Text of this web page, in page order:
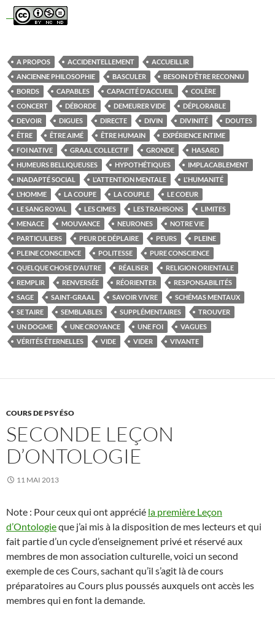
A PROPOS ACCIDENTELLEMENT
ACCUEILLIR
ANCIENNE PHILOSOPHIE
BASCULER
BESOIN D’ÊTRE RECONNU
BORDS
CAPABLES CAPACITÉ D'ACCUEIL
COLÈRE
CONCERT
DÉBORDE DEMEURER VIDE
DÉPLORABLE
DEVOIR
DIGUES DIRECTE DIVIN DIVINITÉ
DOUTES
ÊTRE
ÊTRE AIMÉ ÊTRE HUMAIN
EXPÉRIENCE INTIME
FOI NATIVE
GRAAL COLLECTIF GRONDE
HASARD
HUMEURS BELLIQUEUSES
HYPOTHÉTIQUES
IMPLACABLEMENT
INADAPTÉ SOCIAL
L'ATTENTION MENTALE
L'HUMANITÉ
L’HOMME
LA COUPE LA COUPLE
LE COEUR
LE SANG ROYAL
LES CIMES LES TRAHISONS
LIMITES
MENACE
MOUVANCE NEURONES
NOTRE VIE
PARTICULIERS
PEUR DE DÉPLAIRE PEURS
PLEINE
PLEINE CONSCIENCE
POLITESSE
PURE CONSCIENCE
QUELQUE CHOSE D'AUTRE
RÉALISER
RELIGION ORIENTALE
REMPLIR
RENVERSÉE RÉORIENTER
RESPONSABILITÉS
SAGE
SAINT-GRAAL SAVOIR VIVRE
SCHÉMAS MENTAUX
SE TAIRE
SEMBLABLES SUPPLÉMENTAIRES
TROUVER
UN DOGME
UNE CROYANCE UNE FOI
VAGUES
VÉRITÉS ÉTERNELLES
VIDE VIDER VIVANTE
COURS DE PSY ÉSO
SECONDE LEÇON
D’ONTOLOGIE
11 MAI 2013
Note : Pour ceux qui ont apprécié la première Leçon
d’Ontologieque j’ai mis à la disposition de mes lecteurs et qui
fait partie d’un cycle d’enseignement privé et réservé aux
membres de mon association culturelle, voici un second
exemple de ces Cours, sachant qu’il s’agit là de cours
préparatoires au Cours plus poussés auxquels ont accès les
membres qui en font la demande.